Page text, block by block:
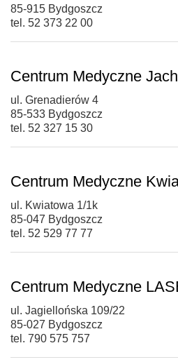
85-915 Bydgoszcz
tel. 52 373 22 00
Centrum Medyczne
ul. Grenadierów 4
85-533 Bydgoszcz
tel. 52 327 15 30
Centrum Medyczne
ul. Kwiatowa 1/1k
85-047 Bydgoszcz
tel. 52 529 77 77
Centrum Medyczne
ul. Jagiellońska 109/22
85-027 Bydgoszcz
tel. 790 575 757